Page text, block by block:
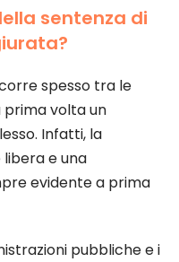
sentenza di
spesso tra le
volta un
Infatti, la
e una
evidente a prima
pubbliche e i